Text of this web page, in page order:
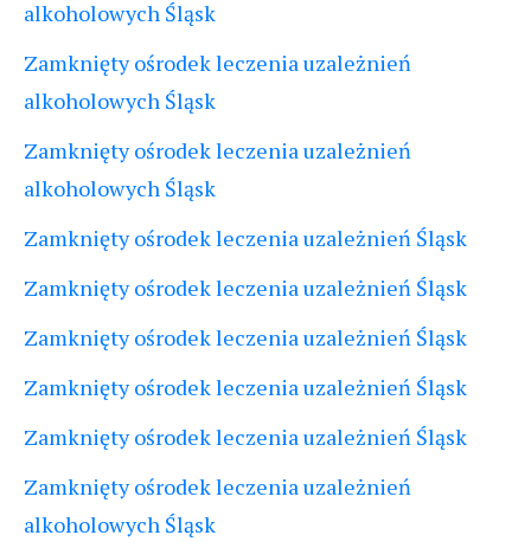
alkoholowych Śląsk
Zamknięty ośrodek leczenia uzależnień
alkoholowych Śląsk
Zamknięty ośrodek leczenia uzależnień
alkoholowych Śląsk
Zamknięty ośrodek leczenia uzależnień Śląsk
Zamknięty ośrodek leczenia uzależnień Śląsk
Zamknięty ośrodek leczenia uzależnień Śląsk
Zamknięty ośrodek leczenia uzależnień Śląsk
Zamknięty ośrodek leczenia uzależnień Śląsk
Zamknięty ośrodek leczenia uzależnień
alkoholowych Śląsk